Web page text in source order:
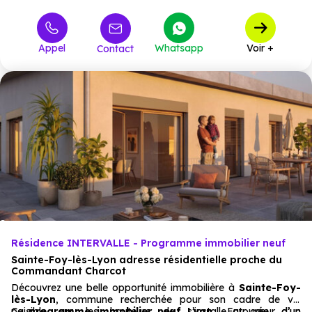
Appel Contact Whatsapp Voir +
Résidence INTERVALLE - Programme immobilier neuf
Sainte-Foy-lès-Lyon adresse résidentielle proche du
Commandant Charcot
Découvrez une belle opportunité immobilière à Sainte-Foy-
lès-Lyon, commune recherchée pour son cadre de vie